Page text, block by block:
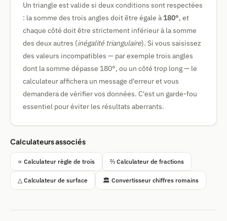
Un triangle est valide si deux conditions sont respectées
: la somme des trois angles doit être égale à 180°, et
chaque côté doit être strictement inférieur à la somme
des deux autres (inégalité triangulaire). Si vous saisissez
des valeurs incompatibles — par exemple trois angles
dont la somme dépasse 180°, ou un côté trop long — le
calculateur affichera un message d'erreur et vous
demandera de vérifier vos données. C'est un garde-fou
essentiel pour éviter les résultats aberrants.
Calculateurs associés
∝ Calculateur règle de trois ⅔ Calculateur de fractions
△ Calculateur de surface 🏛️ Convertisseur chiffres romains